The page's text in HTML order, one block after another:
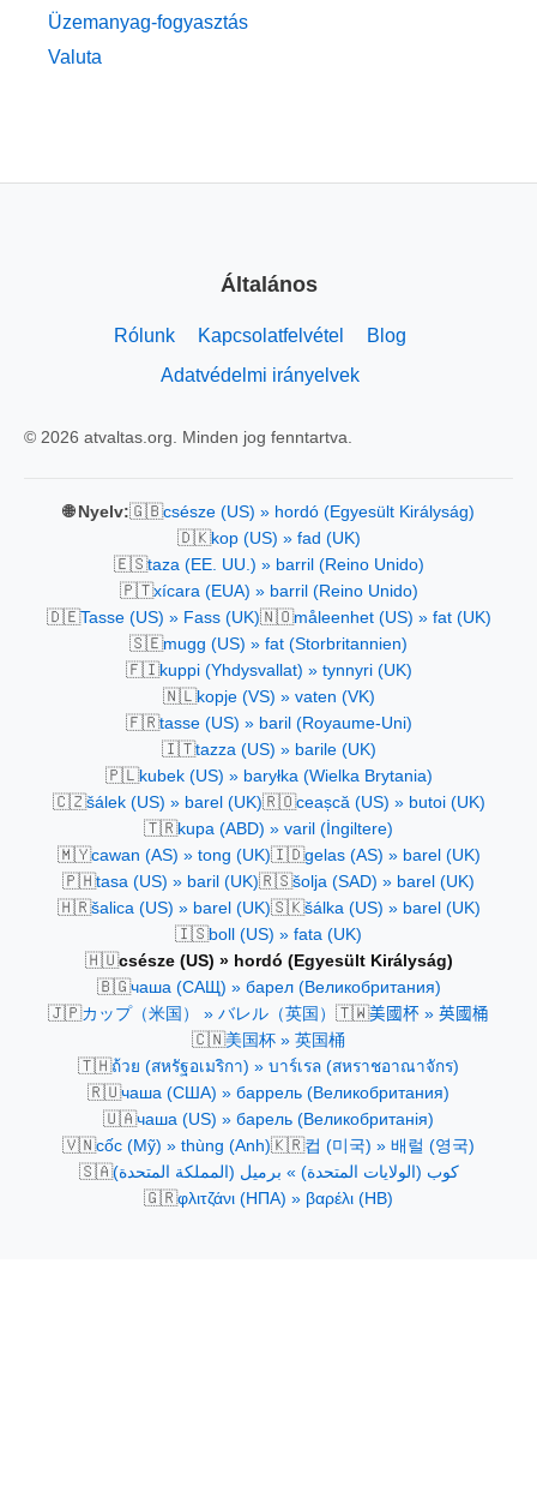
Üzemanyag-fogyasztás
Valuta
Általános
Rólunk Kapcsolatfelvétel
Blog
Adatvédelmi irányelvek
© 2026 atvaltas.org. Minden jog fenntartva.
🌐 Nyelv:🇬🇧csésze (US) » hordó (Egyesült Királyság)
🇩🇰kop (US) » fad (UK)
🇪🇸taza (EE. UU.) » barril (Reino Unido)
🇵🇹xícara (EUA) » barril (Reino Unido)
🇩🇪Tasse (US) » Fass (UK)🇳🇴måleenhet (US) » fat (UK)
🇸🇪mugg (US) » fat (Storbritannien)
🇫🇮kuppi (Yhdysvallat) » tynnyri (UK)
🇳🇱kopje (VS) » vaten (VK)
🇫🇷tasse (US) » baril (Royaume-Uni)
🇮🇹tazza (US) » barile (UK)
🇵🇱kubek (US) » baryłka (Wielka Brytania)
🇨🇿šálek (US) » barel (UK)🇷🇴ceașcă (US) » butoi (UK)
🇹🇷kupa (ABD) » varil (İngiltere)
🇲🇾cawan (AS) » tong (UK)🇮🇩gelas (AS) » barel (UK)
🇵🇭tasa (US) » baril (UK)🇷🇸šolja (SAD) » barel (UK)
🇭🇷šalica (US) » barel (UK)🇸🇰šálka (US) » barel (UK)
🇮🇸boll (US) » fata (UK)
🇭🇺csésze (US) » hordó (Egyesült Királyság)
🇧🇬чаша (САЩ) » барел (Великобритания)
🇯🇵カップ（米国） » バレル（英国） 🇹🇼美國杯 » 英國桶
🇨🇳美国杯 » 英国桶
🇹🇭ถ้วย (สหรัฐอเมริกา) » บาร์เรล (สหราชอาณาจักร)
🇷🇺чаша (США) » баррель (Великобритания)
🇺🇦чаша (US) » барель (Великобританія)
🇻🇳cốc (Mỹ) » thùng (Anh)🇰🇷컵 (미국) » 배럴 (영국)
🇸🇦كوب (الولايات المتحدة) » برميل (المملكة المتحدة)
🇬🇷φλιτζάνι (ΗΠΑ) » βαρέλι (ΗΒ)